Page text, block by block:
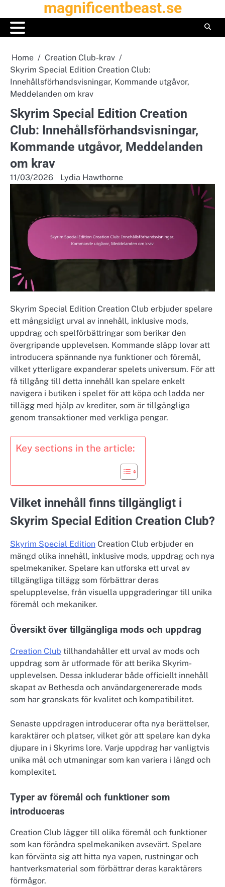
to
content
magnificentbeast.se
Home
Creation Club-krav
Skyrim Special Edition Creation Club:
Innehållsförhandsvisningar, Kommande utgåvor,
Meddelanden om krav
Skyrim Special Edition Creation
Club: Innehållsförhandsvisningar,
Kommande utgåvor, Meddelanden
om krav
11/03/2026 Lydia Hawthorne
Skyrim Special Edition Creation Club erbjuder spelare
ett mångsidigt urval av innehåll, inklusive mods,
uppdrag och spelförbättringar som berikar den
övergripande upplevelsen. Kommande släpp lovar att
introducera spännande nya funktioner och föremål,
vilket ytterligare expanderar spelets universum. För att
få tillgång till detta innehåll kan spelare enkelt
navigera i butiken i spelet för att köpa och ladda ner
tillägg med hjälp av krediter, som är tillgängliga
genom transaktioner med verkliga pengar.
Key sections in the article:
Vilket innehåll finns tillgängligt i
Skyrim Special Edition Creation Club?
Skyrim Special Edition Creation Club erbjuder en
mängd olika innehåll, inklusive mods, uppdrag och nya
spelmekaniker. Spelare kan utforska ett urval av
tillgängliga tillägg som förbättrar deras
spelupplevelse, från visuella uppgraderingar till unika
föremål och mekaniker.
Översikt över tillgängliga mods och uppdrag
Creation Club tillhandahåller ett urval av mods och
uppdrag som är utformade för att berika Skyrim-
upplevelsen. Dessa inkluderar både officiellt innehåll
skapat av Bethesda och användargenererade mods
som har granskats för kvalitet och kompatibilitet.
Senaste uppdragen introducerar ofta nya berättelser,
karaktärer och platser, vilket gör att spelare kan dyka
djupare in i Skyrims lore. Varje uppdrag har vanligtvis
unika mål och utmaningar som kan variera i längd och
komplexitet.
Typer av föremål och funktioner som
introduceras
Creation Club lägger till olika föremål och funktioner
som kan förändra spelmekaniken avsevärt. Spelare
kan förvänta sig att hitta nya vapen, rustningar och
hantverksmaterial som förbättrar deras karaktärers
förmågor.